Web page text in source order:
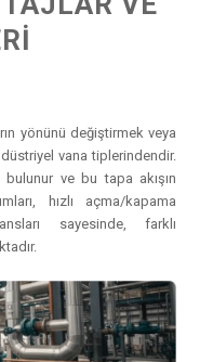
yönünü değiştirmek veya
vana tiplerindendir.
ve bu tapa akışın
hızlı açma/kapama
sayesinde, farklı